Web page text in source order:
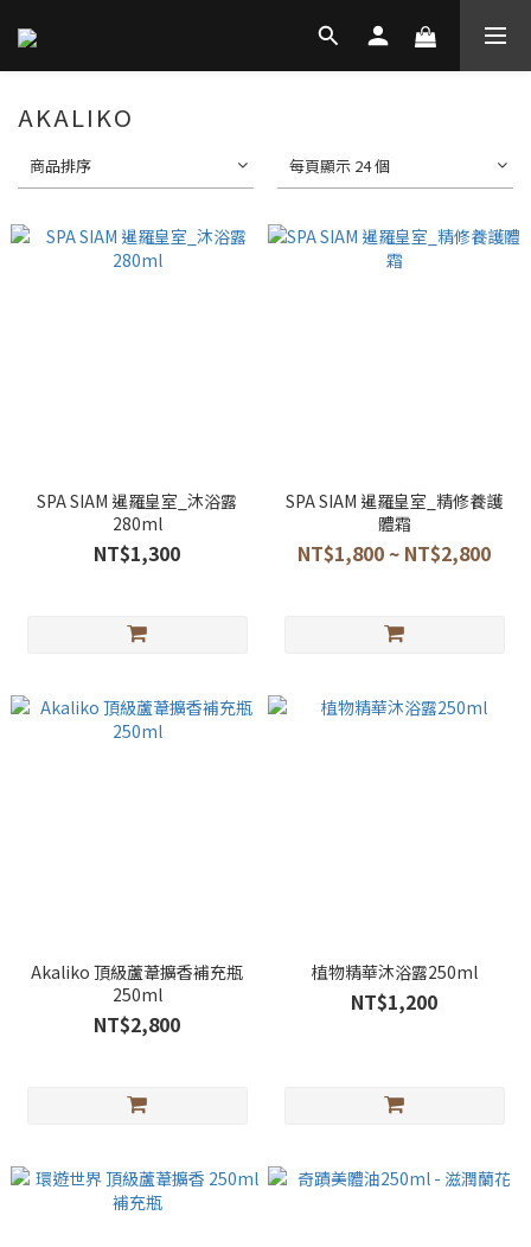
AKALIKO
商品排序 每頁顯示 24 個
SPA SIAM 暹羅皇室_沐浴露
280ml
NT$1,300
SPA SIAM 暹羅皇室_精修養護
體霜
NT$1,800 ~ NT$2,800
Akaliko 頂級蘆葦擴香補充瓶
250ml
NT$2,800
植物精華沐浴露250ml
NT$1,200